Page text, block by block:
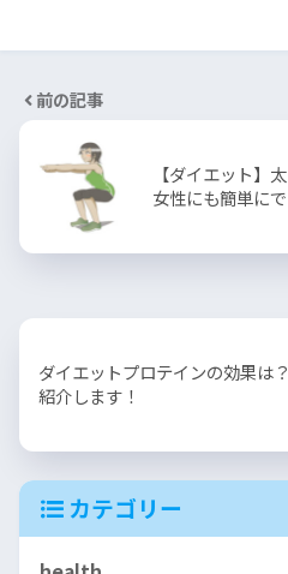
前の記事
【ダイエット】
女性にも簡単に
ダイエットプロテインの効果は
紹介します！
カテゴリー